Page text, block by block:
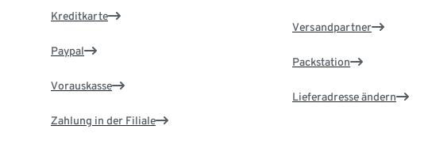
Kreditkarte
Paypal
Vorauskasse
Zahlung in der Filiale
Versandpartner
Packstation
Lieferadresse ändern